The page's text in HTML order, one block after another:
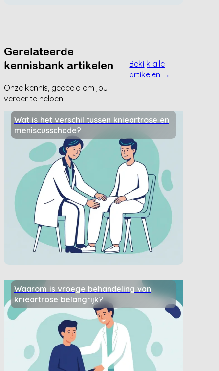
Gerelateerde
kennisbank artikelen
Onze kennis, gedeeld om jou
verder te helpen.
Bekijk alle
artikelen →
Wat is het verschil tussen knieartrose en
meniscusschade?
Waarom is vroege behandeling van
knieartrose belangrijk?